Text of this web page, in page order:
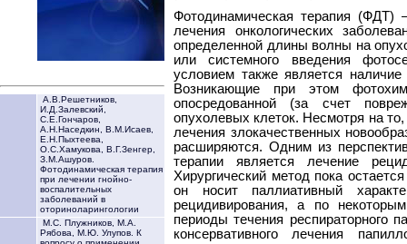
А.В.Решетников,
И.Д.Залевский,
С.Е.Гончаров,
А.Н.Наседкин, В.М.Исаев,
Е.Н.Пыхтеева,
О.С.Хамукова, В.Г.Зенгер,
З.М.Ашуров.
Фотодинамическая терапия
при лечении гнойно-
воспалительных
заболеваний в
оториноларингологии
М.С. Плужников, М.А.
Рябова, М.Ю. Улупов. К
Фотодинамическая терапия (ФДТ)
лечения онкологических
определенной длины волны на
или системного введения
условием также является наличие
Возникающие при этом
опосредованной (за счет
опухолевых клеток. Несмотря на
лечения злокачественных
расширяются. Одним из
терапии является лечение
Хирургический метод пока
он носит паллиативный
рецидивирования, а по
периоды течения респираторного
консервативного лечения